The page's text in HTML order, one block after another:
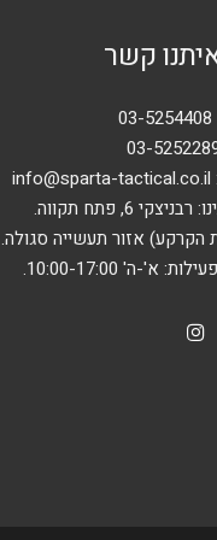
קשר
03-5254408
info@sparta-tactical.co.il
6, פתח תקווה.
הקרקע) אזור תעשייה סגולה.
א'-ה' 10:00-17:00.